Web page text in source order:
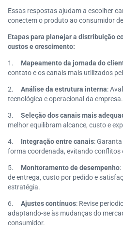
Essas respostas ajudam a escolher
conectem o produto ao consumidor
Etapas para planejar a distribuição
custos e crescimento:
1. Mapeamento da jornada do
contato e os canais mais utilizados
2. Análise da estrutura interna:
tecnológica e operacional da empresa.
3. Seleção dos canais mais
melhor equilibram alcance, custo e
4. Integração entre canais:
forma coordenada, evitando conflitos
5. Monitoramento de desempenho
de entrega, custo por pedido e
estratégia.
6. Ajustes contínuos: Revise
adaptando-se às mudanças do
consumidor.